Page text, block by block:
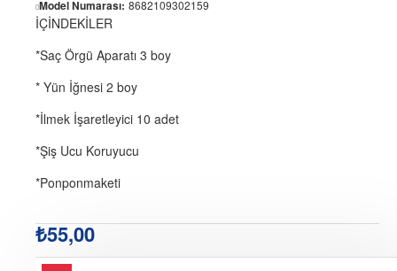
₺55,00
Model Numarası: 8682109302159
İÇİNDEKİLER
*Saç Örgü Aparatı 3 boy
* Yün İğnesi 2 boy
*İlmek İşaretleyici 10 adet
*Şiş Ucu Koruyucu
*Ponponmaketi